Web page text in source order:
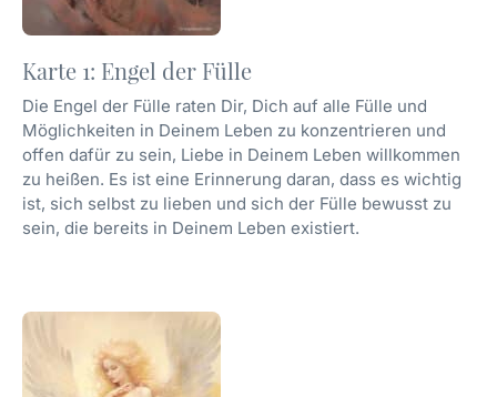
Karte 1: Engel der Fülle
Die Engel der Fülle raten Dir, Dich auf alle Fülle und
Möglichkeiten in Deinem Leben zu konzentrieren und
offen dafür zu sein, Liebe in Deinem Leben willkommen
zu heißen. Es ist eine Erinnerung daran, dass es wichtig
ist, sich selbst zu lieben und sich der Fülle bewusst zu
sein, die bereits in Deinem Leben existiert.